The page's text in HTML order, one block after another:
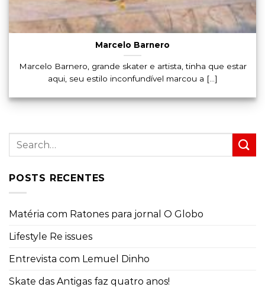
Marcelo Barnero
Marcelo Barnero, grande skater e artista, tinha que estar
aqui, seu estilo inconfundível marcou a [...]
POSTS RECENTES
Matéria com Ratones para jornal O Globo
Lifestyle Re issues
Entrevista com Lemuel Dinho
Skate das Antigas faz quatro anos!